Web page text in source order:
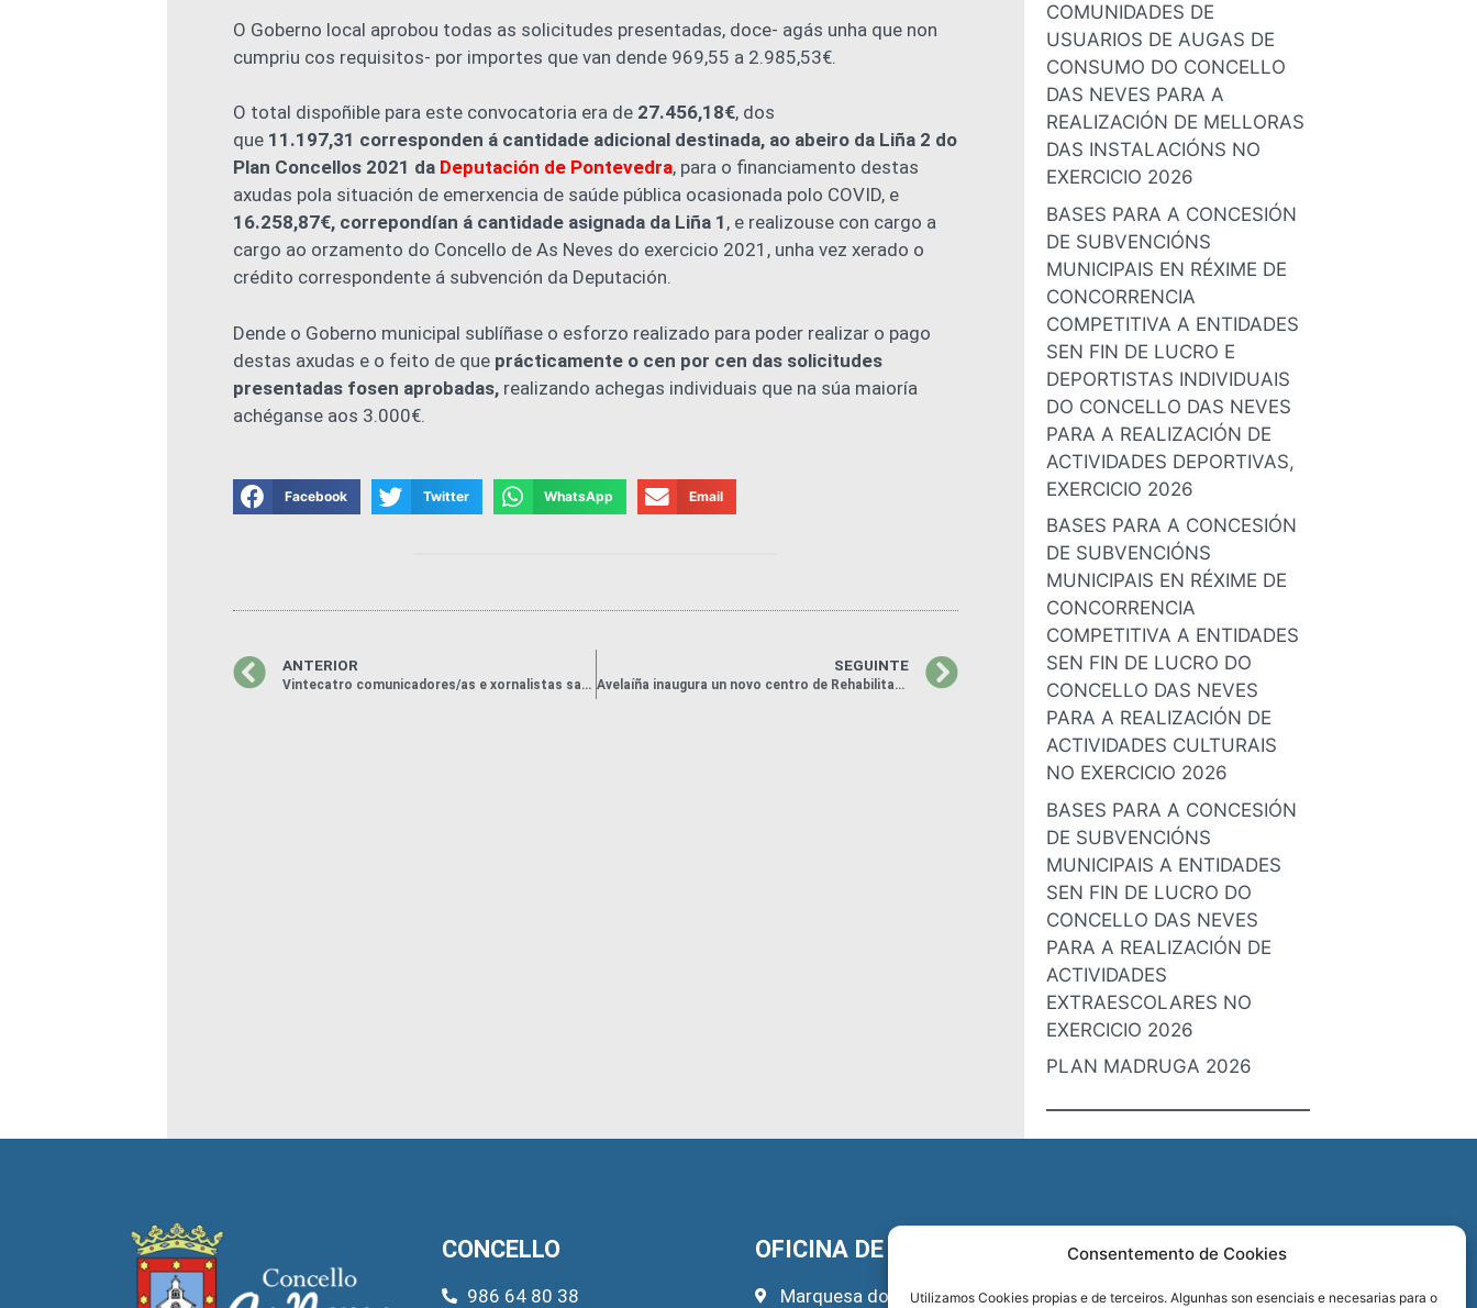
Consentemento de Cookies
Utilizamos Cookies propias e de terceiros. Algunhas son esenciais e necesarias para o
O Goberno local aprobou todas as solicitudes presentadas, doce- agás unha que non
cumpriu cos requisitos- por importes que van dende 969,55 a 2.985,53€.
O total dispoñible para este convocatoria era de 27.456,18€, dos
que 11.197,31 corresponden á cantidade adicional destinada, ao abeiro da Liña 2 do
Plan Concellos 2021 da Deputación de Pontevedra, para o financiamento destas
axudas pola situación de emerxencia de saúde pública ocasionada polo COVID, e
16.258,87€, correpondían á cantidade asignada da Liña 1 , e realizouse con cargo a
cargo ao orzamento do Concello de As Neves do exercicio 2021, unha vez xerado o
crédito correspondente á subvención da Deputación.
Dende o Goberno municipal sublíñase o esforzo realizado para poder realizar o pago
destas axudas e o feito de que prácticamente o cen por cen das solicitudes
presentadas fosen aprobadas, realizando achegas individuais que na súa maioría
achéganse aos 3.000€.
Facebook Twitter WhatsApp Email
ANTERIOR
Vintecatro comunicadores/as e xornalistas saharauís e toda Europa, reunidos/as en As Neves
SEGUINTE
Avelaíña inaugura un novo centro de Rehabilitación Psicosocial e Laboral que dará cobertura ás Comarcas de O Condado, A Paradanta e Salceda
COMUNIDADES DE
USUARIOS DE AUGAS DE
CONSUMO DO CONCELLO
DAS NEVES PARA A
REALIZACIÓN DE MELLORAS
DAS INSTALACIÓNS NO
EXERCICIO 2026
BASES PARA A CONCESIÓN
DE SUBVENCIÓNS
MUNICIPAIS EN RÉXIME DE
CONCORRENCIA
COMPETITIVA A ENTIDADES
SEN FIN DE LUCRO E
DEPORTISTAS INDIVIDUAIS
DO CONCELLO DAS NEVES
PARA A REALIZACIÓN DE
ACTIVIDADES DEPORTIVAS,
EXERCICIO 2026
BASES PARA A CONCESIÓN
DE SUBVENCIÓNS
MUNICIPAIS EN RÉXIME DE
CONCORRENCIA
COMPETITIVA A ENTIDADES
SEN FIN DE LUCRO DO
CONCELLO DAS NEVES
PARA A REALIZACIÓN DE
ACTIVIDADES CULTURAIS
NO EXERCICIO 2026
BASES PARA A CONCESIÓN
DE SUBVENCIÓNS
MUNICIPAIS A ENTIDADES
SEN FIN DE LUCRO DO
CONCELLO DAS NEVES
PARA A REALIZACIÓN DE
ACTIVIDADES
EXTRAESCOLARES NO
EXERCICIO 2026
PLAN MADRUGA 2026
CONCELLO
986 64 80 38
OFICINA DE TURISMO
Marquesa do Pazo, 22
REDES SOCIAIS